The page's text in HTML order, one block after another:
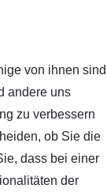
von ihnen sind
andere uns
zu verbessern
ob Sie die
dass bei einer
der